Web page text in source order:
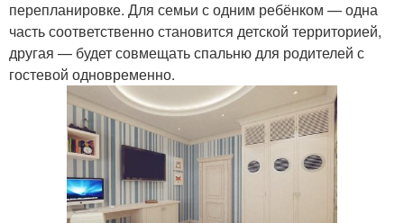
перепланировке. Для семьи с одним ребёнком — одна
часть соответственно становится детской территорией,
другая — будет совмещать спальню для родителей с
гостевой одновременно.